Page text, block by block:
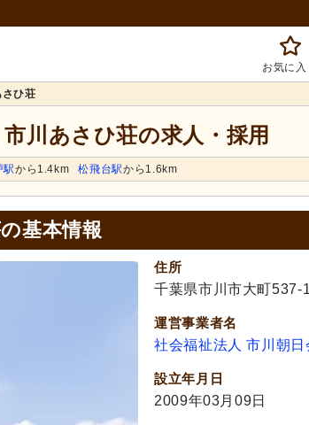
お気に入
ひ荘
川あさひ荘の求人・採用
駅から1.4km 松飛台駅から1.6km
基本情報
住所
千葉県市川市大町537-
運営事業者名
社会福祉法人 市川朝日
設立年月日
2009年03月09日